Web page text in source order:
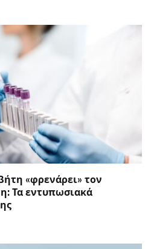
«φρενάρει» τον
Τα εντυπωσιακά